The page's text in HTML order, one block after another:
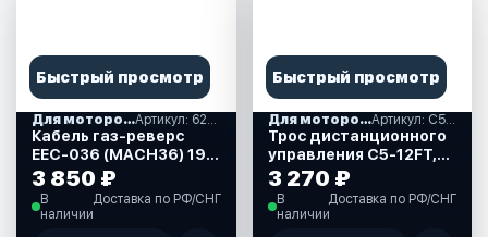
Быстрый просмотр
Для моторов Mercury
Кабель газ-реверс
EEC-036 (MACH36) 19
FT, для Mercury
Generation II,
Mercruiser (622239)
3 850 ₽
В
наличии
Доставка по РФ/СНГ
Быстрый просмотр
Для моторов Mercury Артикул: C5-12FT-MR
Трос дистанционного
управления C5-12FT,
Marine Rocket (C5-
12FT-MR)
3 270 ₽
В
наличии
Доставка по РФ/СНГ